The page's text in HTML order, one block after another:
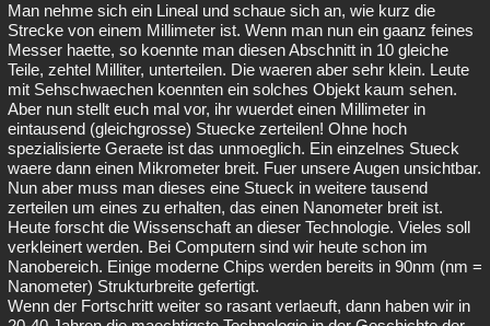
Man nehme sich ein Lineal und schaue sich an, wie kurz die
Strecke von einem Millimeter ist. Wenn man nun ein gaanz feines
Messer haette, so koennte man diesen Abschnitt in 10 gleiche
Teile, zehtel Milliter, unterteilen. Die waeren aber sehr klein. Leute
mit Sehschwaechen koennten ein solches Objekt kaum sehen.
Aber nun stellt euch mal vor, ihr wuerdet einen Millimeter in
eintausend (gleichgrosse) Stuecke zerteilen! Ohne hoch
spezialisierte Geraete ist das unmoeglich. Ein einzelnes Stueck
waere dann einen Mikrometer breit. Fuer unsere Augen unsichtbar.
Nun aber muss man dieses eine Stueck in weitere tausend
zerteilen um eines zu erhalten, das einen Nanometer breit ist.
Heute forscht die Wissenschaft an dieser Technologie. Vieles soll
verkleinert werden. Bei Computern sind wir heute schon im
Nanobereich. Einige moderne Chips werden bereits in 90nm (nm =
Nanometer) Strukturbreite gefertigt.
Wenn der Fortschritt weiter so rasant verlaeuft, dann haben wir in